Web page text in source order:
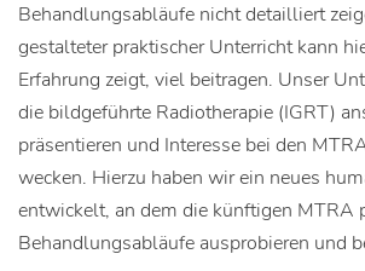
Behandlungsabläufe nicht detailliert
gestalteter praktischer Unterricht kann
Erfahrung zeigt, viel beitragen. Unser
die bildgeführte Radiotherapie (IGRT)
präsentieren und Interesse bei den
wecken. Hierzu haben wir ein neues
entwickelt, an dem die künftigen MTRA
Behandlungsabläufe ausprobieren und